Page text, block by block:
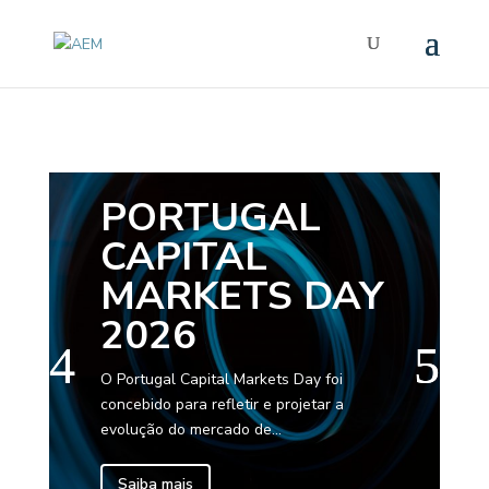
PORTUGAL
CAPITAL
MARKETS DAY
2026
O Portugal Capital Markets Day foi
concebido para refletir e projetar a
evolução do mercado de...
Saiba mais